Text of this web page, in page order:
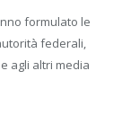
formulato le
federali,
agli altri media